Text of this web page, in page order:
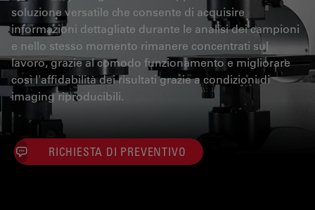
soluzione versatile che consente di acquisire
informazioni dettagliate durante le analisi dei campioni
e nello stesso momento rimanere concentrati sul
lavoro, grazie al comodo funzionamento e migliorare
così l'affidabilità dei risultati grazie a condizioni di
imaging riproducibili.
RICHIESTA DI PREVENTIVO